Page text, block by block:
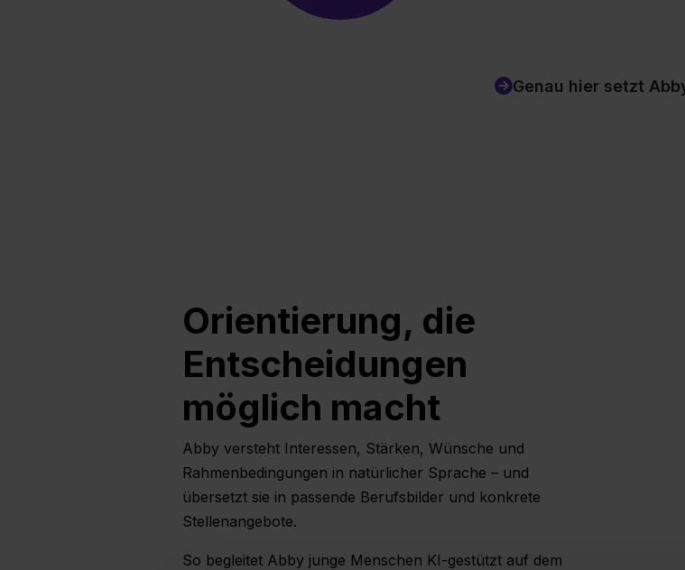
Genau hier setzt
Orientierung, die
Entscheidungen
möglich macht
Abby versteht Interessen, Stärken, Wünsche und
Rahmenbedingungen in natürlicher Sprache – und
übersetzt sie in passende Berufsbilder und konkrete
Stellenangebote.
So begleitet Abby junge Menschen KI-gestützt auf dem